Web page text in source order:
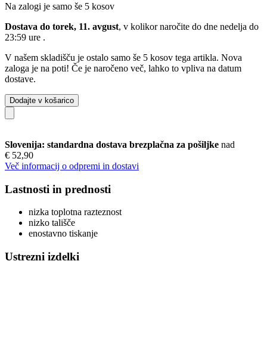
Na zalogi je samo še 5 kosov
Dostava do torek, 11. avgust, v kolikor naročite do dne nedelja do
23:59 ure .
V našem skladišču je ostalo samo še 5 kosov tega artikla. Nova
zaloga je na poti! Če je naročeno več, lahko to vpliva na datum
dostave.
Dodajte v košarico
Slovenija: standardna dostava brezplačna za pošiljke nad
€ 52,90
Več informacij o odpremi in dostavi
Lastnosti in prednosti
nizka toplotna razteznost
nizko tališče
enostavno tiskanje
Ustrezni izdelki